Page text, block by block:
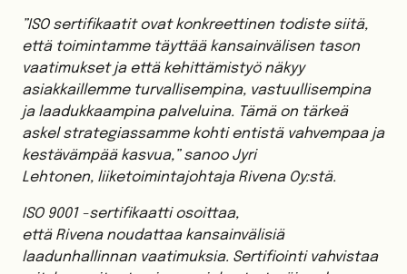
”ISO sertifikaatit ovat konkreettinen todiste siitä,
että toimintamme täyttää kansainvälisen tason
vaatimukset ja että kehittämistyö näkyy
asiakkaillemme turvallisempina, vastuullisempina
ja laadukkaampina palveluina. Tämä on tärkeä
askel strategiassamme kohti entistä vahvempaa ja
kestävämpää kasvua,” sanoo Jyri
Lehtonen, liiketoimintajohtaja Rivena Oy:stä.
ISO 9001 -sertifikaatti osoittaa,
että Rivena noudattaa kansainvälisiä
laadunhallinnan vaatimuksia. Sertifiointi vahvistaa